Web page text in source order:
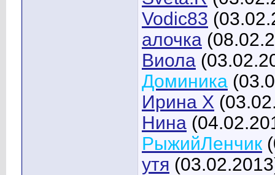
Vodic83
алочка
Виола
Доминика
Ирина X
Нина
РыжийЛенчик
утя